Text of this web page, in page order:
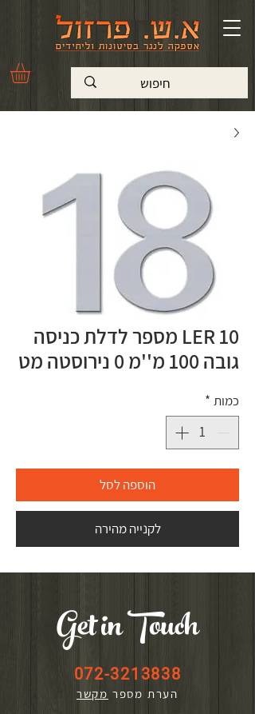
LER 10 מספר לדלת כניסה
גובה 100 מ''מ 0 נירוסטה מט
כמות *
הוספה לסל
לקנייה מהירה
Get in Touch
072-3213838
הערת מספר מקשר